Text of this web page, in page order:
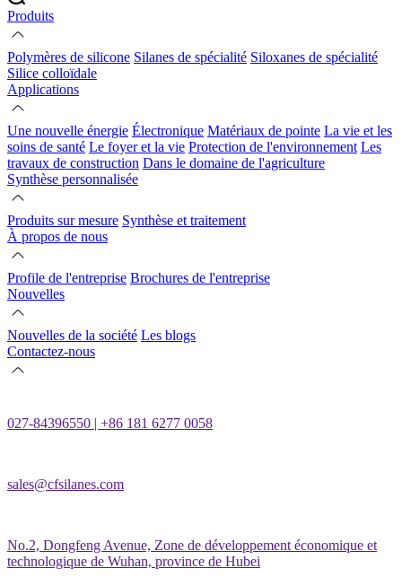
Produits
Polymères de silicone Silanes de spécialité Siloxanes de spécialité
Silice colloïdale
Applications
Une nouvelle énergie Électronique Matériaux de pointe La vie et les
soins de santé Le foyer et la vie Protection de l'environnement Les
travaux de construction Dans le domaine de l'agriculture
Synthèse personnalisée
Produits sur mesure Synthèse et traitement
À propos de nous
Profile de l'entreprise Brochures de l'entreprise
Nouvelles
Nouvelles de la société Les blogs
Contactez-nous
027-84396550 | +86 181 6277 0058
sales@cfsilanes.com
No.2, Dongfeng Avenue, Zone de développement économique et
technologique de Wuhan, province de Hubei